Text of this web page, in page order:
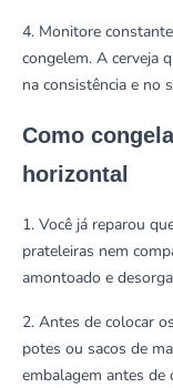
4. Monitore
congelem. A cerveja
na consistência e no
Como
horizontal
1. Você já reparou
prateleiras nem
amontoado e
2. Antes de colocar
potes ou sacos de
embalagem antes de